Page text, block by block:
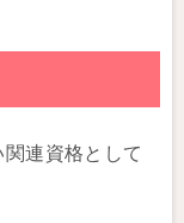
連資格として